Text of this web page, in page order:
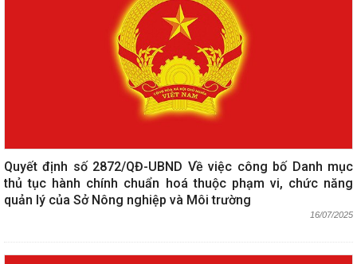
Quyết định số 2872/QĐ-UBND Về việc công bố Danh mục
thủ tục hành chính chuẩn hoá thuộc phạm vi, chức năng
quản lý của Sở Nông nghiệp và Môi trường
16/07/2025